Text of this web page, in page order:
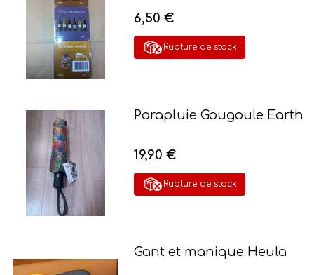
6,50 €
Rupture de stock
Parapluie Gougoule Earth
19,90 €
Rupture de stock
Gant et manique Heula